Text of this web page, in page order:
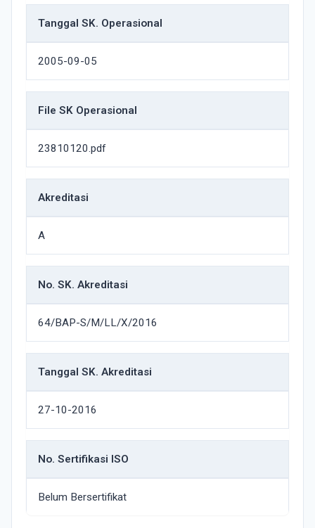
Tanggal SK. Operasional
2005-09-05
File SK Operasional
23810120.pdf
Akreditasi
A
No. SK. Akreditasi
64/BAP-S/M/LL/X/2016
Tanggal SK. Akreditasi
27-10-2016
No. Sertifikasi ISO
Belum Bersertifikat